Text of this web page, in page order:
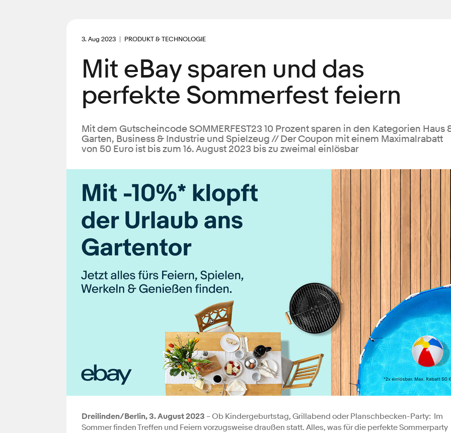
3. Aug 2023 PRODUKT & TECHNOLOGIE
Mit eBay sparen und das
perfekte Sommerfest feiern
Mit dem Gutscheincode SOMMERFEST23 10 Prozent sparen in den Kategorien Haus
Garten, Business & Industrie und Spielzeug // Der Coupon mit einem Maximalrabatt
von 50 Euro ist bis zum 16. August 2023 bis zu zweimal einlösbar
Dreilinden/Berlin, 3. August 2023 – Ob Kindergeburtstag, Grillabend oder Planschbecken-Party: Im
Sommer finden Treffen und Feiern vorzugsweise draußen statt. Alles, was für die perfekte Sommerparty